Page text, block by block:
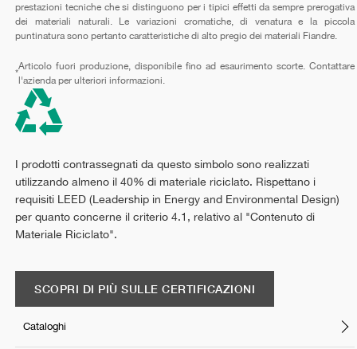
prestazioni tecniche che si distinguono per i tipici effetti da sempre prerogativa
dei materiali naturali. Le variazioni cromatiche, di venatura e la piccola
puntinatura sono pertanto caratteristiche di alto pregio dei materiali Fiandre.
*
Articolo fuori produzione, disponibile fino ad esaurimento scorte. Contattare
l'azienda per ulteriori informazioni.
I prodotti contrassegnati da questo simbolo sono realizzati
utilizzando almeno il 40% di materiale riciclato. Rispettano i
requisiti LEED (Leadership in Energy and Environmental Design)
per quanto concerne il criterio 4.1, relativo al "Contenuto di
Materiale Riciclato".
SCOPRI DI PIÙ SULLE CERTIFICAZIONI
Cataloghi